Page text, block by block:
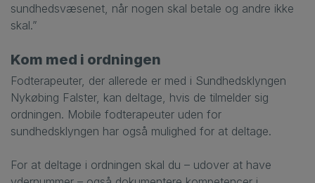
sundhedsvæsenet, når nogen skal betale og andre ikke
skal.”
Kom med i ordningen
Fodterapeuter, der allerede er med i Sundhedsklyngen
Nykøbing Falster, kan deltage, hvis de tilmelder sig
ordningen. Mobile fodterapeuter uden for
sundhedsklyngen har også mulighed for at deltage.
For at deltage i ordningen skal du – udover at have